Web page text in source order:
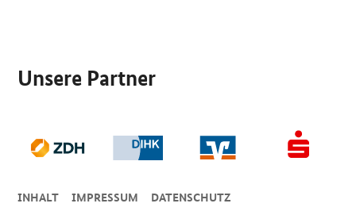
Unsere Partner
INHALT IMPRESSUM
DA­TEN­SCHUTZ